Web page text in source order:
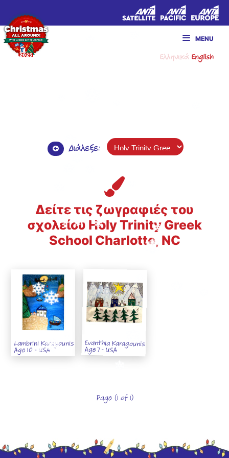
MENU
ΕλληνικάEnglish
Διάλεξε:
Δείτε τις ζωγραφιές του
σχολείου Holy Trinity Greek
School Charlotte, NC
Lambrini Karagounis
Age 10 - USA Evanthia Karagounis
Age 7 - USA
Page (1 of 1)